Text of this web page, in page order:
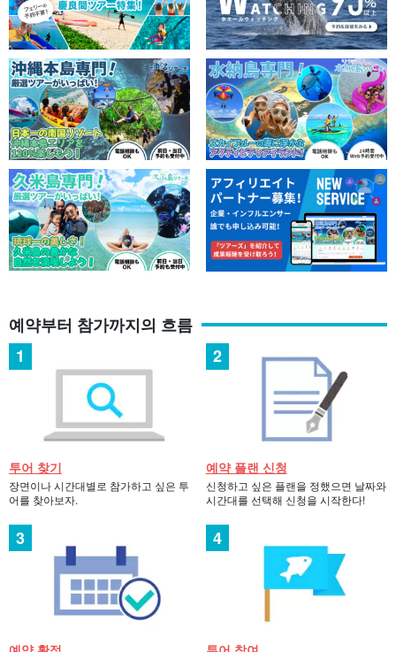
예약부터 참가까지의 흐름
투어 찾기
장면이나 시간대별로 참가하고 싶은 투
어를 찾아보자.
예약 플랜 신청
신청하고 싶은 플랜을 정했으면 날짜와
시간대를 선택해 신청을 시작한다!